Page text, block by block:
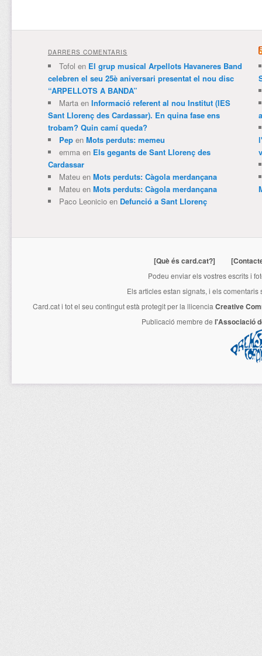
DARRERS COMENTARIS
Tofol en El grup musical Arpellots Havaneres Band
celebren el seu 25è aniversari presentat el nou disc
“ARPELLOTS A BANDA”
Martaen Informació referent al nou Institut (IES
Sant Llorenç des Cardassar). En quina fase ens
trobam? Quin camí queda?
Pepen Mots perduts: memeu
emmaen Els gegants de Sant Llorenç des
Cardassar
Mateuen Mots perduts: Càgola merdançana
Mateuen Mots perduts: Càgola merdançana
Paco Leonicioen Defunció a Sant Llorenç
[Què és card.cat?]
Podeu enviar els vostres escrits i
Els articles estan signats, i els
Card.cati tot el seu contingut està protegit per la llicencia Creative
Publicació membre de l'Associació